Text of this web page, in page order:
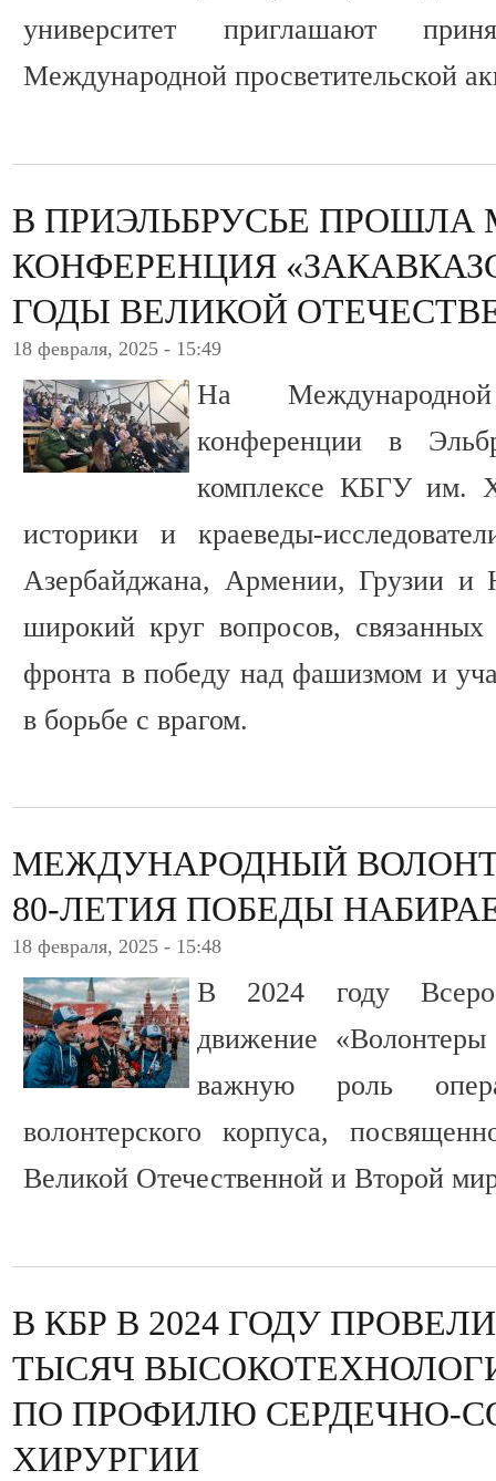
университет приглашают
Международной просветительской
В ПРИЭЛЬБРУСЬЕ
КОНФЕРЕНЦИЯ
ГОДЫ ВЕЛИКОЙ
18 февраля, 2025 - 15:49
На Международной
конференции в
комплексе КБГУ им.
историки и краеведы-
Азербайджана, Армении, Грузии
широкий круг вопросов, связанных
фронта в победу над фашизмом и
в борьбе с врагом.
МЕЖДУНАРОДНЫЙ
80-ЛЕТИЯ ПОБЕДЫ
18 февраля, 2025 - 15:48
В 2024 году
движение
важную роль
волонтерского корпуса,
Великой Отечественной и Второй
В КБР В 2024 ГОДУ
ТЫСЯЧ
ПО ПРОФИЛЮ СЕРДЕЧНО-
ХИРУРГИИ